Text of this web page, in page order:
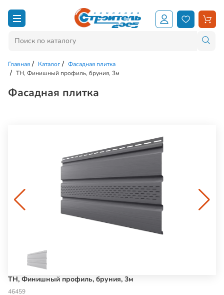
Главная Каталог
Фасадная плитка
ТН, Финишный профиль, бруния, 3м
Фасадная плитка
ТН, Финишный профиль, бруния, 3м
46459